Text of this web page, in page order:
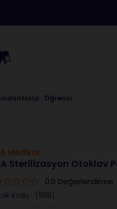
Öğrenci
Medikal
Sterilizasyon Otoklav
0.0 Değerlendirme
Kodu (1018)